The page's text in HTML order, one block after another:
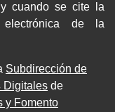
cuando se cite la
de la
Subdirección de
Digitales de
y Fomento